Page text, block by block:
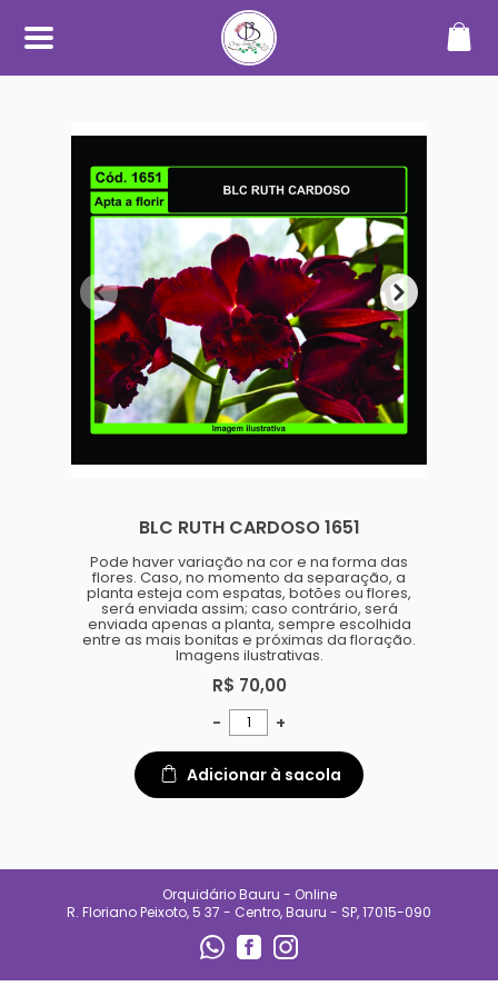
ornamentais, unindo
conhecimento, cuidado e
dedicação para oferecer uma
experiência diferenciada a quem
aprecia o mundo das plantas.
Trabalhamos com cultivo
próprio e seleção de espécies de
alta qualidade, sempre
priorizando plantas saudáveis,
bem desenvolvidas e com
informações claras no catálogo.
Nosso objetivo é tornar a compra
simples, segura e transparente —
desde a escolha até o
recebimento.
Além do catálogo online,
Bauru, onde plantas são
acompanhamento diário.
para quem está começando,
ajudando clientes a entender
necessidades de luz, rega e
manejo de cada espécie.
No Orquidário Bauru, cada
planta é tratada com respeito, e
cada cliente é recebido com
atenção. Nosso compromisso é
entregar qualidade, confiança e
uma experiência que incentive o
BLC RUTH CARDOSO 1651
Pode haver variação na cor e na forma das
flores. Caso, no momento da separação, a
planta esteja com espatas, botões ou flores,
será enviada assim; caso contrário, será
enviada apenas a planta, sempre escolhida
entre as mais bonitas e próximas da floração.
Imagens ilustrativas.
R$ 70,00
- +
Adicionar à sacola
Orquidário Bauru - Online
R. Floriano Peixoto, 5 37 - Centro, Bauru - SP, 17015-090